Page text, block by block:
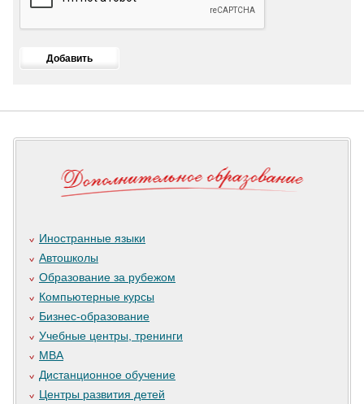
Иностранные языки
Автошколы
Образование за рубежом
Компьютерные курсы
Бизнес-образование
Учебные центры, тренинги
MBA
Дистанционное обучение
Центры развития детей